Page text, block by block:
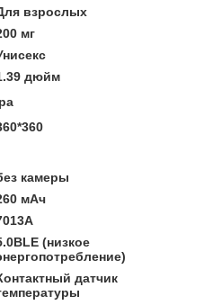
взрослых
мг
дюйм
камеры
мАч
(низкое
датчик